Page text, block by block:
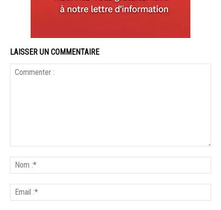
LAISSER UN COMMENTAIRE